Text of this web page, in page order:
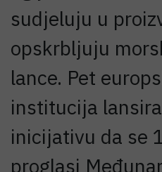
sudjeluju u
opskrbljuju
lance. Pet
institucija
inicijativu da se
proglasi